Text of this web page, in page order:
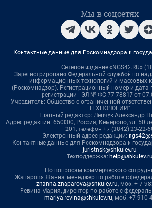
Мы в соцсетях
Контактные данные для Роскомнадзора и
Сетевое издание «NGS42.RU»
Зарегистрировано Федеральной службой по
информационных технологий и массовых
(Роскомнадзор). Регистрационный номер и дата
регистрации - ЭЛ № ФС 77-78817 от
Учредитель: Общество с ограниченной
ТЕХНОЛОГИИ"
Главный редактор: Левчук Александр
Адрес редакции: 650000, Россия, Кемерово, ул. 50
201, телефон +7 (3842) 23-22-
Электронный адрес редакции:
Контактные данные для Роскомнадзора и
juristnsk@shkulev.ru
Техподдержка: help@shkulev.ru
По вопросам коммерческого
Жапарова Жанна, менеджер по работе с
zhanna.zhaparova@shkulev.ru, моб. + 7
Ревина Мария, директор по работе с
mariya.revina@shkulev.ru, моб. +7 910